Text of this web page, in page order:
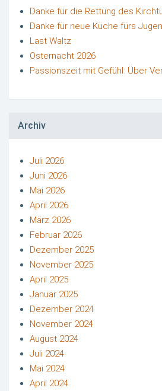
Danke für die Rettung des
Danke für neue Küche fürs
Last Waltz
Osternacht 2026
Passionszeit mit Gefühl: Über
Archiv
Juli 2026
Juni 2026
Mai 2026
April 2026
März 2026
Februar 2026
Dezember 2025
November 2025
April 2025
Januar 2025
Dezember 2024
November 2024
August 2024
Juli 2024
Mai 2024
April 2024